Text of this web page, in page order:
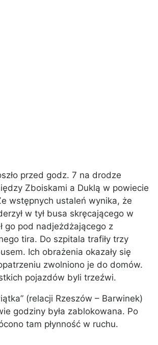
przed godz. 7 na drodze
Zboiskami a Duklą w powiecie
wstępnych ustaleń wynika, że
w tył busa skręcającego w
go pod nadjeżdżającego z
tira. Do szpitala trafiły trzy
Ich obrażenia okazały się
zwolniono je do domów.
pojazdów byli trzeźwi.
(relacji Rzeszów – Barwinek)
godziny była zablokowana. Po
tam płynność w ruchu.